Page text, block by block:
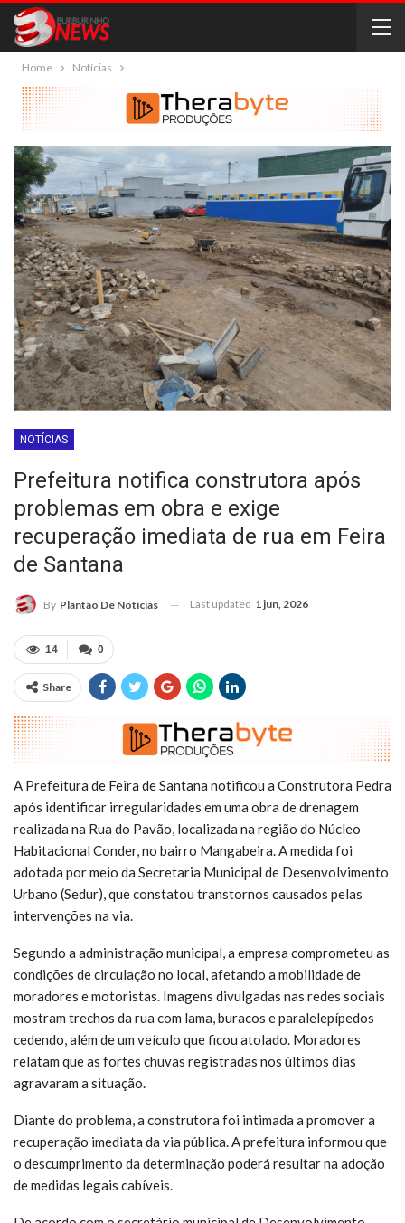
Home Notícias
NOTÍCIAS
Prefeitura notifica construtora após
problemas em obra e exige
recuperação imediata de rua em Feira
de Santana
By Plantão De Notícias Last updated 1 jun, 2026
0
14
Share
A Prefeitura de Feira de Santana notificou a Construtora Pedra
após identificar irregularidades em uma obra de drenagem
realizada na Rua do Pavão, localizada na região do Núcleo
Habitacional Conder, no bairro Mangabeira. A medida foi
adotada por meio da Secretaria Municipal de Desenvolvimento
Urbano (Sedur), que constatou transtornos causados pelas
intervenções na via.
Segundo a administração municipal, a empresa comprometeu as
condições de circulação no local, afetando a mobilidade de
moradores e motoristas. Imagens divulgadas nas redes sociais
mostram trechos da rua com lama, buracos e paralelepípedos
cedendo, além de um veículo que ficou atolado. Moradores
relatam que as fortes chuvas registradas nos últimos dias
agravaram a situação.
Diante do problema, a construtora foi intimada a promover a
recuperação imediata da via pública. A prefeitura informou que
o descumprimento da determinação poderá resultar na adoção
de medidas legais cabíveis.